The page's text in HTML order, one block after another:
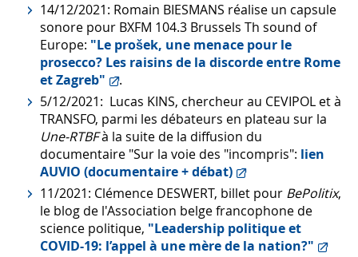
14/12/2021: Romain BIESMANS réalise un capsule
sonore pour BXFM 104.3 Brussels Th sound of
Europe: "Le prošek, une menace pour le
prosecco? Les raisins de la discorde entre Rome
et Zagreb"
.
5/12/2021: Lucas KINS, chercheur au CEVIPOL et à
TRANSFO, parmi les débateurs en plateau sur la
Une-RTBFà la suite de la diffusion du
documentaire "Sur la voie des "incompris": lien
AUVIO (documentaire + débat)
11/2021: Clémence DESWERT, billet pour BePolitix,
le blog de l'Association belge francophone de
science politique, "Leadership politique et
COVID-19: l’appel à une mère de la nation?"